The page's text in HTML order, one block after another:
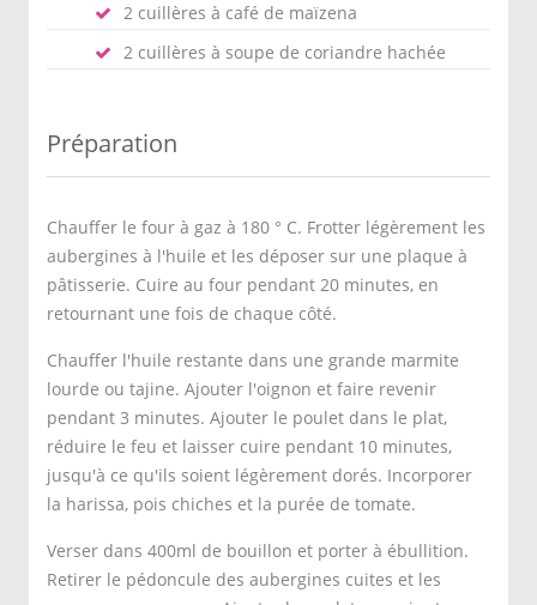
2 cuillères à café de maïzena
2 cuillères à soupe de coriandre hachée
Préparation
Chauffer le four à gaz à 180 ° C. Frotter légèrement les
aubergines à l'huile et les déposer sur une plaque à
pâtisserie. Cuire au four pendant 20 minutes, en
retournant une fois de chaque côté.
Chauffer l'huile restante dans une grande marmite
lourde ou tajine. Ajouter l'oignon et faire revenir
pendant 3 minutes. Ajouter le poulet dans le plat,
réduire le feu et laisser cuire pendant 10 minutes,
jusqu'à ce qu'ils soient légèrement dorés. Incorporer
la harissa, pois chiches et la purée de tomate.
Verser dans 400ml de bouillon et porter à ébullition.
Retirer le pédoncule des aubergines cuites et les